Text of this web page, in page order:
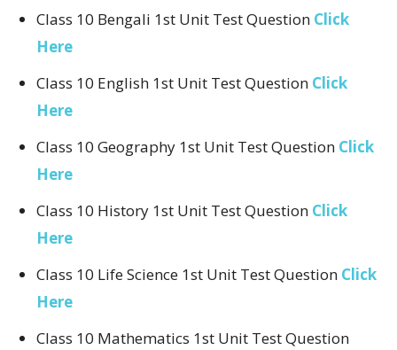
Class 10 Bengali 1st Unit Test Question Click
Here
Class 10 English 1st Unit Test Question Click
Here
Class 10 Geography 1st Unit Test Question Click
Here
Class 10 History 1st Unit Test Question Click
Here
Class 10 Life Science 1st Unit Test Question Click
Here
Class 10 Mathematics 1st Unit Test Question